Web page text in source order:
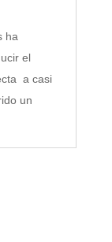
ha
el
a casi
un